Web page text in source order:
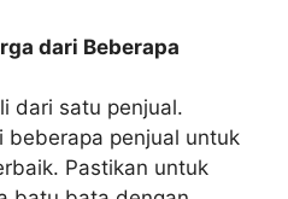
dari Beberapa
dari satu penjual.
beberapa penjual untuk
Pastikan untuk